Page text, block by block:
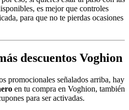
es mejor que controles
para que no te pierdas ocasiones
descuentos Voghion
promocionales señalados arriba, hay
en tu compra en Voghion, también
para ser activadas.